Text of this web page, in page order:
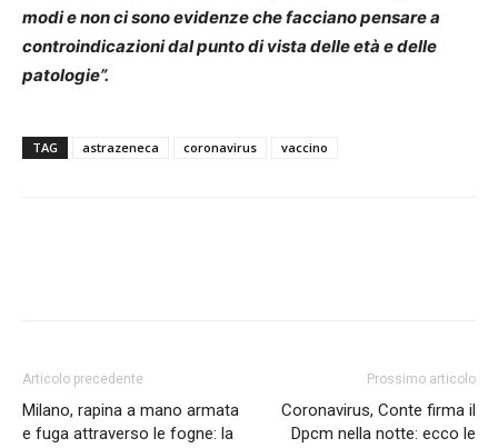
modi e non ci sono evidenze che facciano pensare a
controindicazioni dal punto di vista delle età e delle
patologie”.
TAG astrazeneca coronavirus vaccino
Articolo precedente
Milano, rapina a mano armata
e fuga attraverso le fogne: la
Prossimo articolo
Coronavirus, Conte firma il
Dpcm nella notte: ecco le